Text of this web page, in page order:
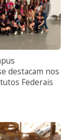
destacam nos
Federais